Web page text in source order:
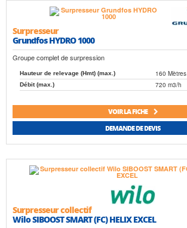
Surpresseur
Grundfos HYDRO 1000
Groupe complet de surpression
Hauteur de relevage (Hmt) (max.) 160 Mètres
Débit (max.) 720 m3/h
VOIR LA FICHE
DEMANDE DE DEVIS
Surpresseur collectif
Wilo SIBOOST SMART (FC) HELIX EXCEL